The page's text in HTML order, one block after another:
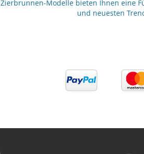
Zierbrunnen-Modelle bieten Ihnen eine
und neuesten